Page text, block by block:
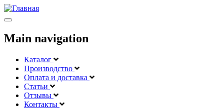
Меню
Main navigation
Каталог
Производство
Оплата и доставка
Статьи
Отзывы
Контакты